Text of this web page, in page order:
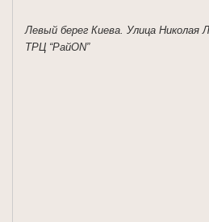
Левый берег Киева. Улица Николая
ТРЦ “РайON”